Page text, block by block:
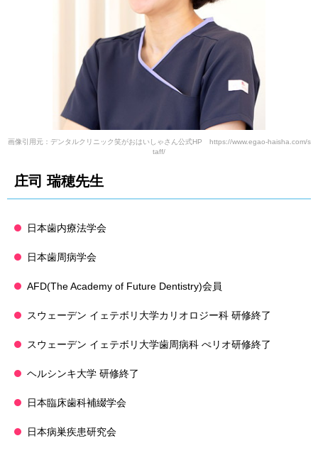
画像引用元：デンタルクリニック笑がおはいしゃさん公式HP https://www.egao-haisha.com/s
taff/
庄司 瑞穂先生
日本歯内療法学会
日本歯周病学会
AFD(The Academy of Future Dentistry)会員
スウェーデン イェテボリ大学カリオロジー科 研修終了
スウェーデン イェテボリ大学歯周病科 ぺリオ研修終了
ヘルシンキ大学 研修終了
日本臨床歯科補綴学会
日本病巣疾患研究会